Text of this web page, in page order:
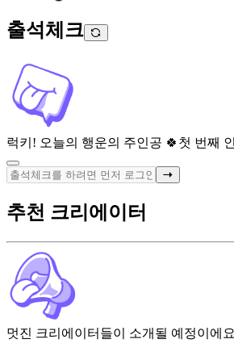
출석체크
럭키! 오늘의 행운의 주인공 🍀 첫 번째
추천 크리에이터
멋진 크리에이터들이 소개될 예정이에